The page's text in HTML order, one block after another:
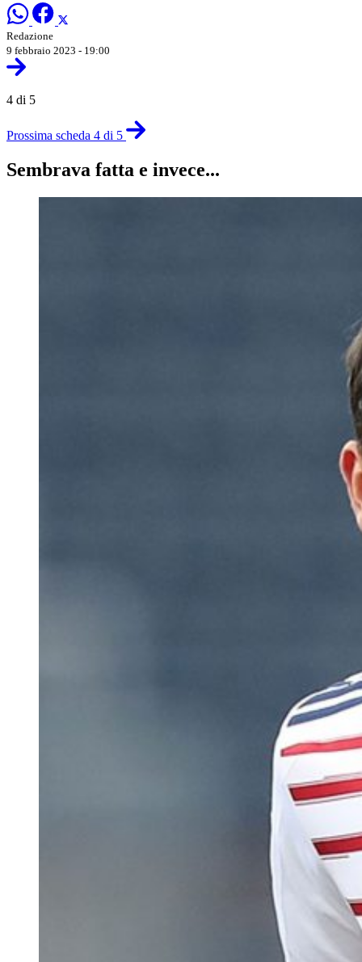
Redazione
9 febbraio 2023 - 19:00
4 di 5
Prossima scheda 4 di 5
Sembrava fatta e invece...